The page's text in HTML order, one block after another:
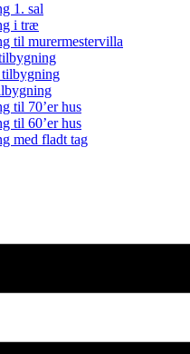
1. sal
i træ
til murermestervilla
til 70’er hus
til 60’er hus
med fladt tag